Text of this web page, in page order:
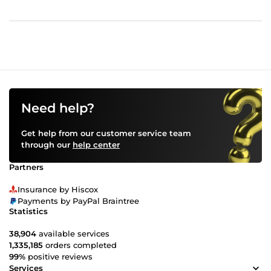
appréciée que je recommande les yeux fermés à
Need help?
Get help from our customer service team
through our help center
Partners
Insurance by Hiscox
Payments by PayPal Braintree
Statistics
38,904 available services
1,335,185 orders completed
99% positive reviews
Services